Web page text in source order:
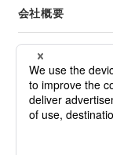
会社概要
リーガル
カスタマーサービ